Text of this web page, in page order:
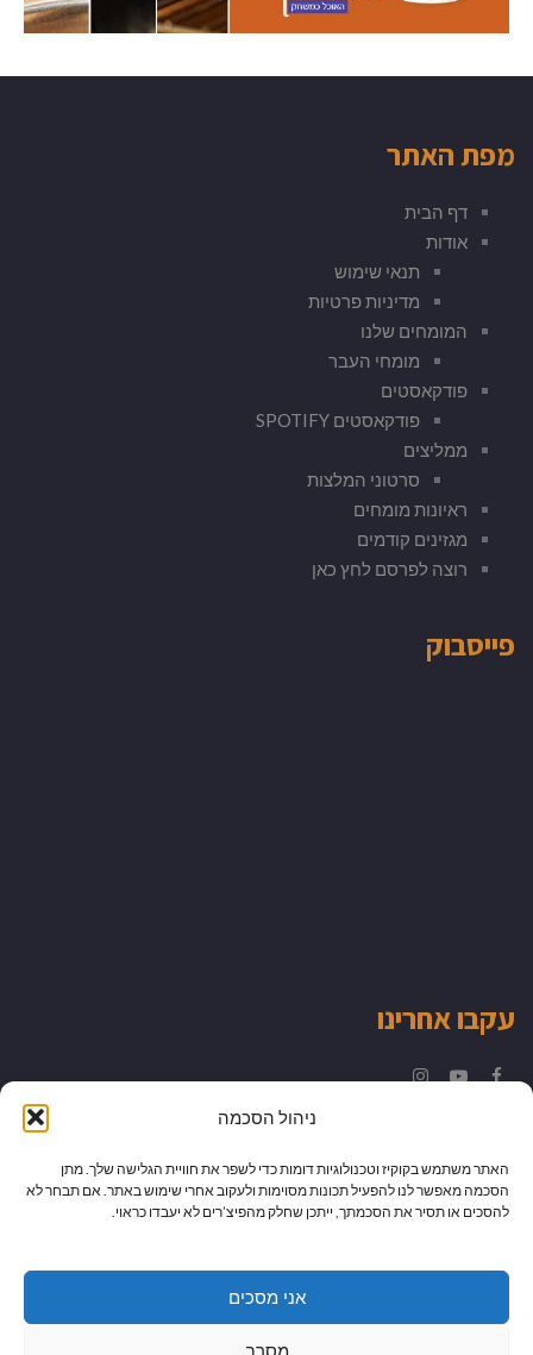
ניהול הסכמה
האתר משתמש בקוקיז וטכנולוגיות דומות כדי לשפר את חוויית הגלישה שלך. מתן
הסכמה מאפשר לנו להפעיל תכונות מסוימות ולעקוב אחרי שימוש באתר. אם תבחר לא
להסכים או תסיר את הסכמתך, ייתכן שחלק מהפיצ’רים לא יעבדו כראוי.
אני מסכים
מסרב
מפת האתר
דף הבית
אודות
תנאי שימוש
מדיניות פרטיות
המומחים שלנו
מומחי העבר
פודקאסטים
פודקאסטים SPOTIFY
ממליצים
סרטוני המלצות
ראיונות מומחים
מגזינים קודמים
רוצה לפרסם לחץ כאן
פייסבוק
עקבו אחרינו